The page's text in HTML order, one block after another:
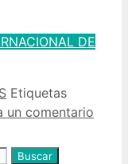
DE
Etiquetas
un comentario